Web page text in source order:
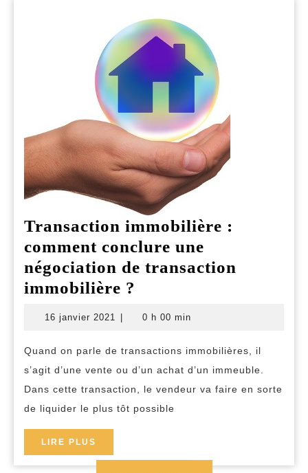
Transaction immobilière :
comment conclure une
négociation de transaction
immobilière ?
comment
conclure
une
négociation
16 janvier 2021
16
0 h 00 min
Quand on parle de transactions immobilières, il
s’agit d’une vente ou d’un achat d’un immeuble.
Dans cette transaction, le vendeur va faire en sorte
de liquider le plus tôt possible
LIRE PLUS
PLUS